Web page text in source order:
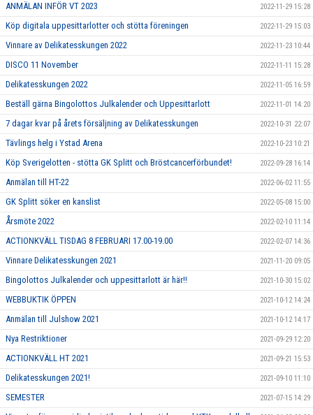
ANMÄLAN INFÖR VT 2023 2022-11-29 15:28
Köp digitala uppesittarlotter och stötta föreningen 2022-11-29 15:03
Vinnare av Delikatesskungen 2022 2022-11-23 10:44
DISCO 11 November 2022-11-11 15:28
Delikatesskungen 2022 2022-11-05 16:59
Beställ gärna Bingolottos Julkalender och Uppesittarlott 2022-11-01 14:20
7 dagar kvar på årets försäljning av Delikatesskungen 2022-10-31 22:07
Tävlings helg i Ystad Arena 2022-10-23 10:21
Köp Sverigelotten - stötta GK Splitt och Bröstcancerförbundet! 2022-09-28 16:14
Anmälan till HT-22 2022-06-02 11:55
GK Splitt söker en kanslist 2022-05-08 15:00
Årsmöte 2022 2022-02-10 11:14
ACTIONKVÄLL TISDAG 8 FEBRUARI 17.00-19.00 2022-02-07 14:36
Vinnare Delikatesskungen 2021 2021-11-20 09:05
Bingolottos Julkalender och uppesittarlott är här!! 2021-10-30 15:02
WEBBUKTIK ÖPPEN 2021-10-12 14:24
Anmälan till Julshow 2021 2021-10-12 14:17
Nya Restriktioner 2021-09-29 12:20
ACTIONKVÄLL HT 2021 2021-09-21 15:53
Delikatesskungen 2021! 2021-09-10 11:10
SEMESTER 2021-07-15 14:29